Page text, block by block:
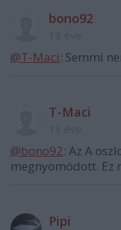
bono92
@T-Maci: Semmi
T-Maci
@bono92: Az A
megnyomódott. Ez
Pipi